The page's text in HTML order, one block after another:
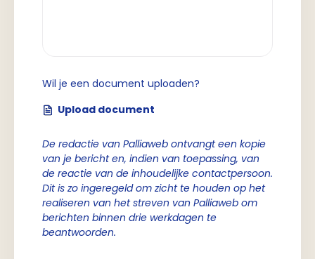
Wil je een document uploaden?
Upload document
De redactie van Palliaweb ontvangt een kopie
van je bericht en, indien van toepassing, van
de reactie van de inhoudelijke contactpersoon.
Dit is zo ingeregeld om zicht te houden op het
realiseren van het streven van Palliaweb om
berichten binnen drie werkdagen te
beantwoorden.